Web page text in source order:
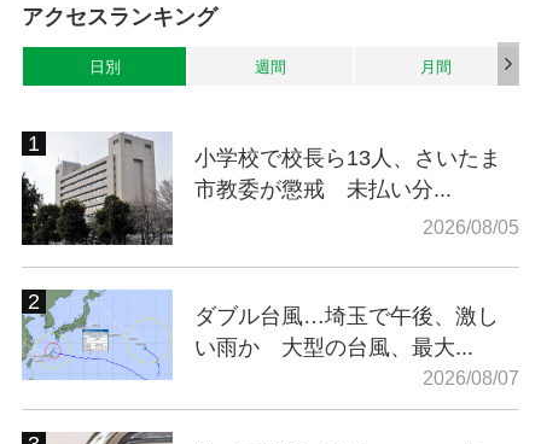
アクセスランキング
日別 週間 月間
小学校で校長ら13人、さいたま
市教委が懲戒 未払い分...
2026/08/05
ダブル台風…埼玉で午後、激し
い雨か 大型の台風、最大...
2026/08/07